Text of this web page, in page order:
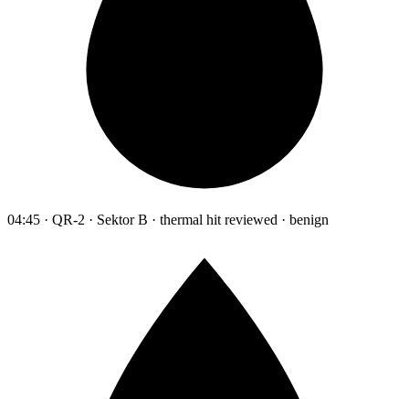
04:45 · QR-2 · Sektor B · thermal hit reviewed · benign